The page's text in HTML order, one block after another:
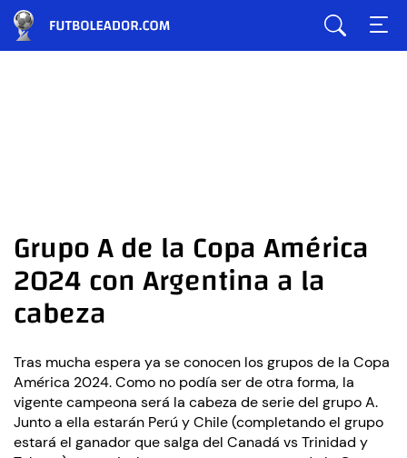
Grupo A de la Copa América
2024 con Argentina a la
cabeza
Tras mucha espera ya se conocen los grupos de la Copa
América 2024. Como no podía ser de otra forma, la
vigente campeona será la cabeza de serie del grupo A.
Junto a ella estarán Perú y Chile (completando el grupo
estará el ganador que salga del Canadá vs Trinidad y